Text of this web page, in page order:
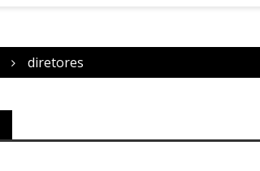
diretores